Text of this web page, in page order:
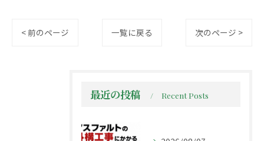
< 前のページ 一覧に戻る 次のページ >
最近の投稿 Recent Posts